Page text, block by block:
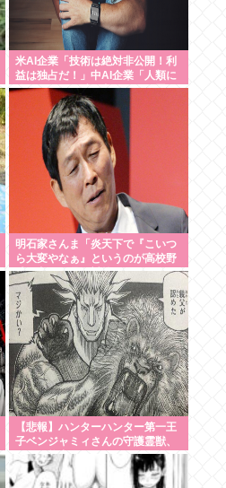
米AI企業「技術は絶対非公開！利
益は独占だ！」中AI企業「人類に
公開します、独り占めなんて罰が
当たる」これ
明石家さんま「炎天下で『こいつ
ら大変やなぁ』というのが高校野
球の良さ。暑さ対策はいらない」
【悲報】ハンターハンター第一王
子ベンジャミィさんの守護霊獣、
ガチで能力がヤバすぎるwww